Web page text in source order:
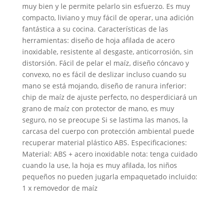
muy bien y le permite pelarlo sin esfuerzo. Es muy
compacto, liviano y muy fácil de operar, una adición
fantástica a su cocina. Características de las
herramientas: diseño de hoja afilada de acero
inoxidable, resistente al desgaste, anticorrosión, sin
distorsión. Fácil de pelar el maíz, diseño cóncavo y
convexo, no es fácil de deslizar incluso cuando su
mano se está mojando, diseño de ranura inferior:
chip de maíz de ajuste perfecto, no desperdiciará un
grano de maíz con protector de mano, es muy
seguro, no se preocupe Si se lastima las manos, la
carcasa del cuerpo con protección ambiental puede
recuperar material plástico ABS. Especificaciones:
Material: ABS + acero inoxidable nota: tenga cuidado
cuando la use, la hoja es muy afilada, los niños
pequeños no pueden jugarla empaquetado incluido:
1 x removedor de maíz